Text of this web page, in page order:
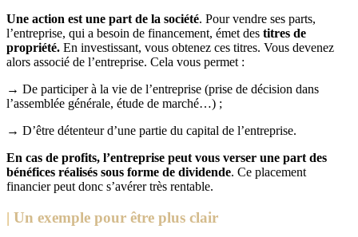
Une action est une part de la société. Pour vendre ses parts,
l’entreprise, qui a besoin de financement, émet des titres de
propriété. En investissant, vous obtenez ces titres. Vous devenez
alors associé de l’entreprise. Cela vous permet :
→ De participer à la vie de l’entreprise (prise de décision dans
l’assemblée générale, étude de marché…) ;
→ D’être détenteur d’une partie du capital de l’entreprise.
En cas de profits, l’entreprise peut vous verser une part des
bénéfices réalisés sous forme de dividende. Ce placement
financier peut donc s’avérer très rentable.
| Un exemple pour être plus clair